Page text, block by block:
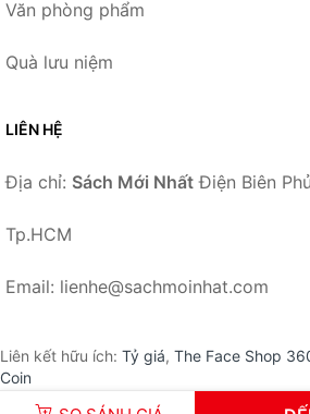
Văn phòng phẩm
Quà lưu niệm
LIÊN HỆ
Địa chỉ: Sách Mới Nhất Điện Biên
Tp.HCM
Email: lienhe@sachmoinhat.com
Liên kết hữu ích: Tỷ giá, The Face Shop
Coin